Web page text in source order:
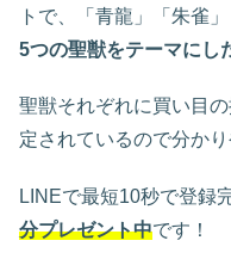
トで、「青龍」「朱雀
5つの聖獣をテーマにし
聖獣それぞれに買い目
定されているので分かり
LINEで最短10秒で登録
分プレゼント中です！